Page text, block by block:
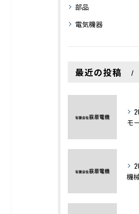
部品
電気機器
最近の投稿